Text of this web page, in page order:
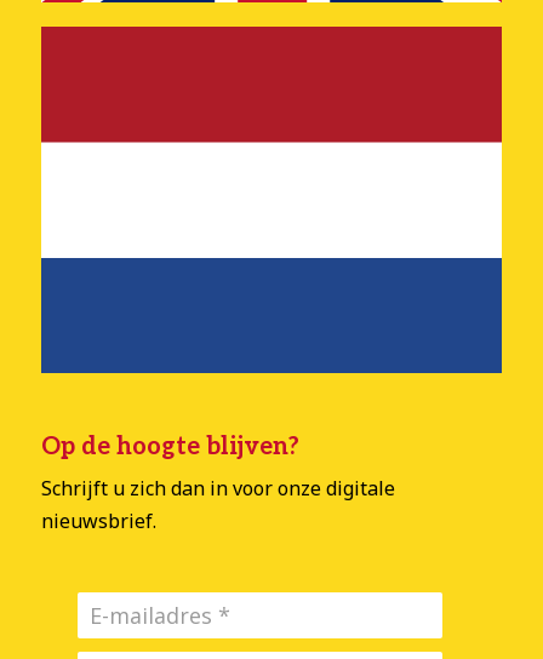
Op de hoogte blijven?
Schrijft u zich dan in voor onze digitale
nieuwsbrief.